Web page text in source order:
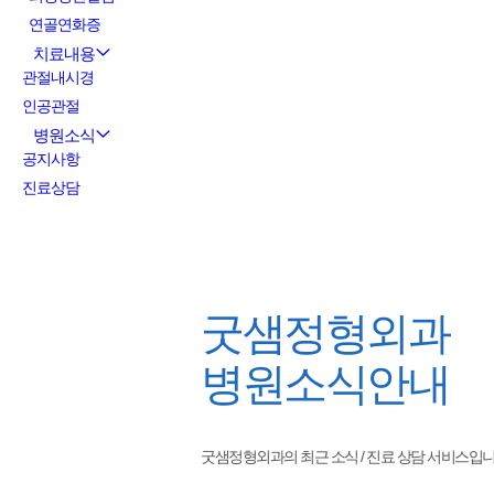
연골연화증
치료내용
관절내시경
인공관절
병원소식
공지사항
진료상담
굿샘정형외과
병원소식안내
굿샘정형외과의 최근 소식 / 진료 상담 서비스입